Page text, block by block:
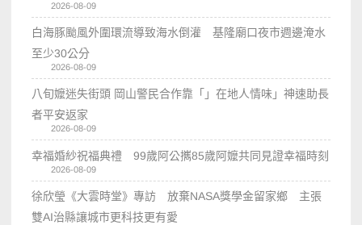
2026-08-09
白海豚颱風外圍環流導致海水倒灌 基隆廟口夜市週邊淹水
至少30公分
2026-08-09
八旬嬤迷失街頭 岡山警民合作靠「」在地人情味」神速助長
者平安返家
2026-08-09
幸福婚紗祝福典禮 99歲阿公𢹂85歲阿嬤共同見證幸福時刻
2026-08-09
徐欣瑩《大雲時堂》專訪 放棄NASA獎學金留家鄉 主張
雙AI治縣讓城市更科技更有愛